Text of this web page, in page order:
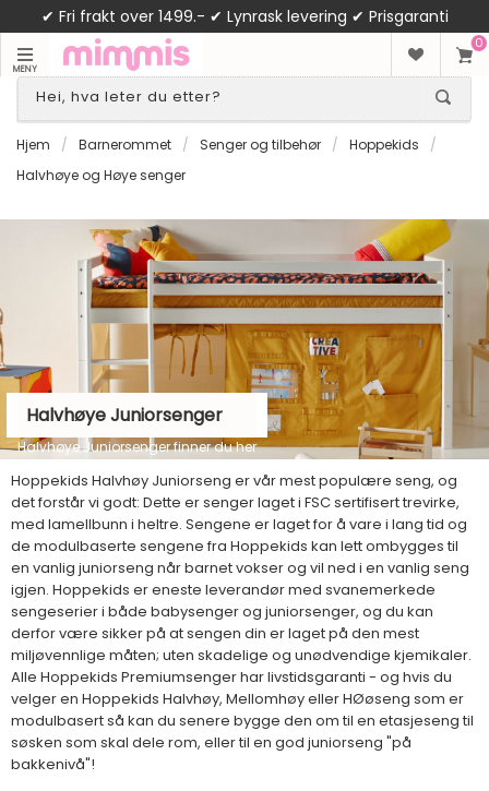
✔ Fri frakt over 1499.- ✔ Lynrask levering ✔ Prisgaranti
MENY
0
Hjem / Barnerommet / Senger og tilbehør / Hoppekids
/
Halvhøye og Høye senger
Halvhøye Juniorsenger
Halvhøye Juniorsenger finner du her
Hoppekids Halvhøy Juniorseng er vår mest populære seng, og
det forstår vi godt: Dette er senger laget i FSC sertifisert trevirke,
med lamellbunn i heltre. Sengene er laget for å vare i lang tid og
de modulbaserte sengene fra Hoppekids kan lett ombygges til
en vanlig juniorseng når barnet vokser og vil ned i en vanlig seng
igjen. Hoppekids er eneste leverandør med svanemerkede
sengeserier i både babysenger og juniorsenger, og du kan
derfor være sikker på at sengen din er laget på den mest
miljøvennlige måten; uten skadelige og unødvendige kjemikaler.
Alle Hoppekids Premiumsenger har livstidsgaranti - og hvis du
velger en Hoppekids Halvhøy, Mellomhøy eller HØøseng som er
modulbasert så kan du senere bygge den om til en etasjeseng til
søsken som skal dele rom, eller til en god juniorseng "på
bakkenivå"!